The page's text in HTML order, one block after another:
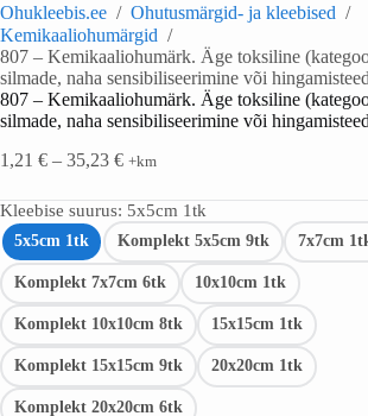
Ohukleebis.ee / Ohutusmärgid- ja kleebised /
Kemikaaliohumärgid /
807 – Kemikaaliohumärk. Äge toksiline
silmade, naha sensibiliseerimine või
807 – Kemikaaliohumärk. Äge toksiline
silmade, naha sensibiliseerimine või
1,21 € – 35,23 € +km
Kleebise suurus: 5x5cm 1tk
5x5cm 1tk Komplekt 5x5cm 9tk 7x7cm
Komplekt 7x7cm 6tk 10x10cm 1tk
Komplekt 10x10cm 8tk 15x15cm 1tk
Komplekt 15x15cm 9tk 20x20cm 1tk
Komplekt 20x20cm 6tk